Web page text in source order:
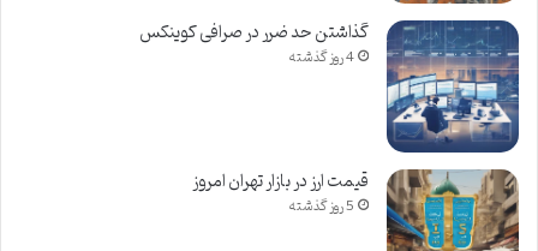
گذاشتن حد ضرر در صرافی کوینکس
4 روز گذشته
قيمت ارز در بازار تهران امروز
5 روز گذشته